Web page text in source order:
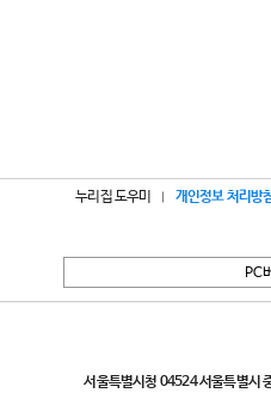
누리집 도우미 개인정보 처리방
PC
서울특별시청 04524 서울특별시